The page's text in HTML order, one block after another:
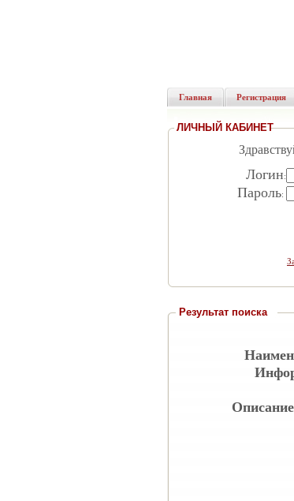
Главная Регистрация
ЛИЧНЫЙ КАБИНЕТ
Логин:
Пароль:
Результат поиска